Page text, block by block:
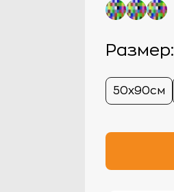
Размер:
50х90см